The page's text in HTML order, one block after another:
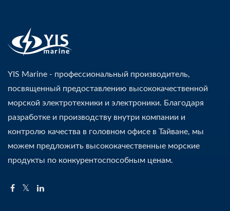
YIS Marine - профессиональный производитель,
посвященный предоставлению высококачественной
морской электротехники и электроники. Благодаря
разработке и производству внутри компании и
контролю качества в головном офисе в Тайване, мы
можем предложить высококачественные морские
продукты по конкурентоспособным ценам.